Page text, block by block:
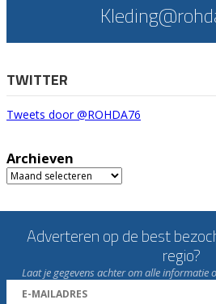
TWITTER
Tweets door @ROHDA76
Archieven
Archieven
Adverteren op de best
regio?
Laat je gegevens achter om alle informatie